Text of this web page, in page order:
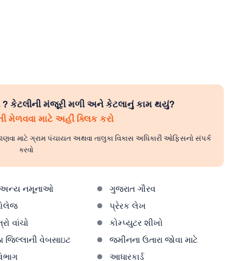
? કેટલીની મંજૂરી મળી અને કેટલાનું કામ થયું?
મેળવવા માટે અહીં ક્લિક કરો
માટે ગ્રામ પંચાયત અથવા તાલુકા વિકાસ અધિકારી ઓફિસનો સંપર્ક
કરવો
અન્ય નમૂનાઓ ગુજરાત ગૌરવ
પ્રેરક લેખ
વાંચો કોમ્પ્યુટર શીખો
જિલ્લાની વેબસાઇટ જમીનના ઉતારા જોવા માટે
આધારકાર્ડ